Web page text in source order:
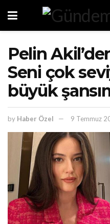
Pelin
Seni çok
büyük
by Haber Özel 9 Temmuz